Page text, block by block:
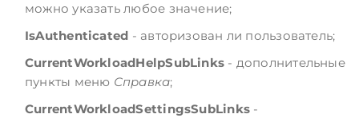
можно указать любое значение;
IsAuthenticated - авторизован ли пользователь;
CurrentWorkloadHelpSubLinks - дополнительные
пункты меню Справка;
CurrentWorkloadSettingsSubLinks-